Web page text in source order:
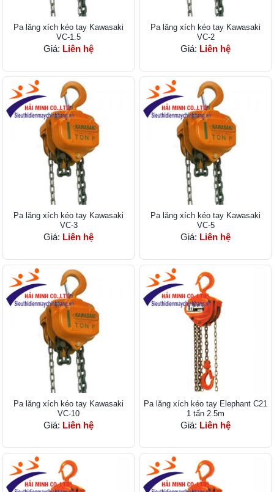
Pa lăng xích kéo tay Kawasaki
VC-1.5
Giá: Liên hệ
Pa lăng xích kéo tay Kawasaki
VC-2
Giá: Liên hệ
Pa lăng xích kéo tay Kawasaki
VC-3
Giá: Liên hệ
Pa lăng xích kéo tay Kawasaki
VC-5
Giá: Liên hệ
Pa lăng xích kéo tay Kawasaki
VC-10
Giá: Liên hệ
Pa lăng xích kéo tay Elephant C21
1 tấn 2.5m
Giá: Liên hệ